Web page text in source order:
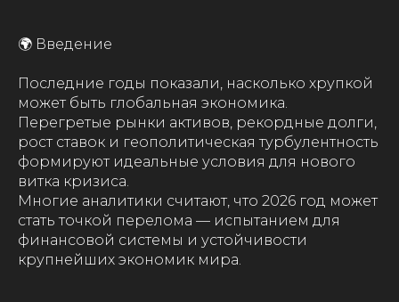
🌍 Введение
Последние годы показали, насколько хрупкой
может быть глобальная экономика.
Перегретые рынки активов, рекордные долги,
рост ставок и геополитическая турбулентность
формируют идеальные условия для нового
витка кризиса.
Многие аналитики считают, что 2026 год может
стать точкой перелома — испытанием для
финансовой системы и устойчивости
крупнейших экономик мира.